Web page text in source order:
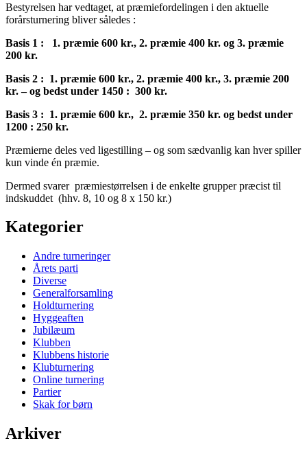
Bestyrelsen har vedtaget, at præmiefordelingen i den aktuelle
forårsturnering bliver således :
Basis 1 : 1. præmie 600 kr., 2. præmie 400 kr. og 3. præmie
200 kr.
Basis 2 : 1. præmie 600 kr., 2. præmie 400 kr., 3. præmie 200
kr. – og bedst under 1450 : 300 kr.
Basis 3 : 1. præmie 600 kr., 2. præmie 350 kr. og bedst under
1200 : 250 kr.
Præmierne deles ved ligestilling – og som sædvanlig kan hver spiller
kun vinde én præmie.
Dermed svarer præmiestørrelsen i de enkelte grupper præcist til
indskuddet (hhv. 8, 10 og 8 x 150 kr.)
Kategorier
Andre turneringer
Årets parti
Diverse
Generalforsamling
Holdturnering
Hyggeaften
Jubilæum
Klubben
Klubbens historie
Klubturnering
Online turnering
Partier
Skak for børn
Arkiver